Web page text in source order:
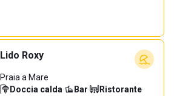
Lido Roxy
Praia a Mare
Doccia calda· Bar· Ristorante·